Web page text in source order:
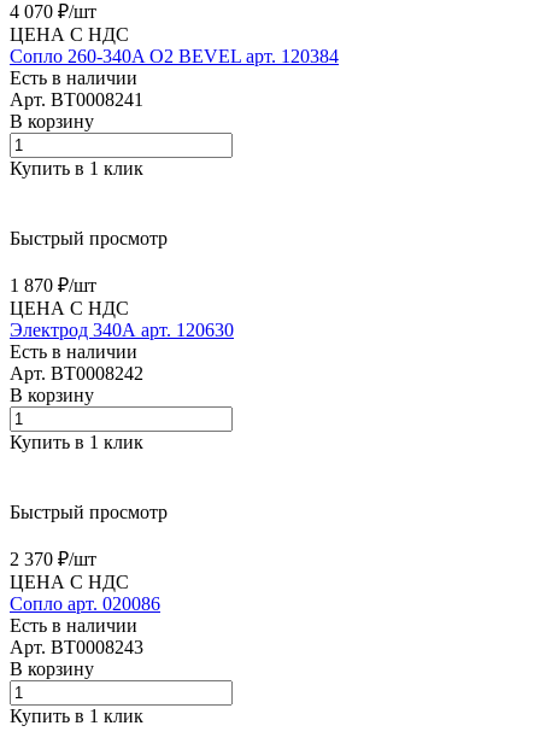
4 070 ₽/шт
ЦЕНА С НДС
Сопло 260-340A O2 BEVEL арт. 120384
Есть в наличии
Арт. BT0008241
В корзину
Купить в 1 клик
Быстрый просмотр
1 870 ₽/шт
ЦЕНА С НДС
Электрод 340А арт. 120630
Есть в наличии
Арт. BT0008242
В корзину
Купить в 1 клик
Быстрый просмотр
2 370 ₽/шт
ЦЕНА С НДС
Сопло арт. 020086
Есть в наличии
Арт. BT0008243
В корзину
Купить в 1 клик